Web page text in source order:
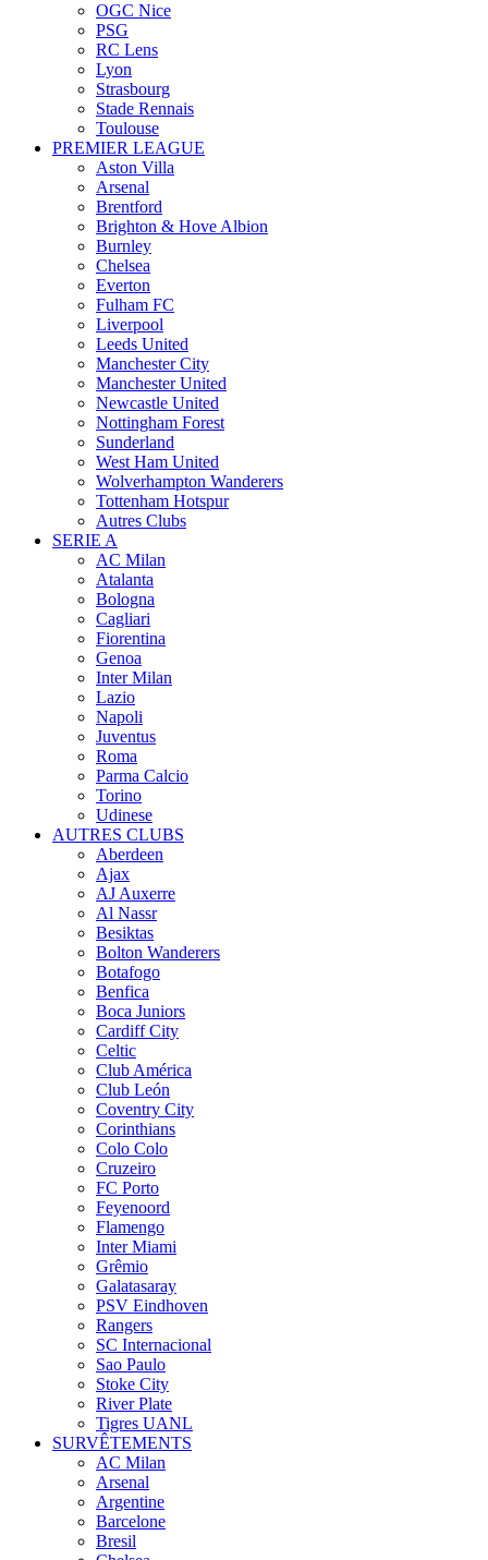
OGC Nice
PSG
RC Lens
Lyon
Strasbourg
Stade Rennais
Toulouse
PREMIER LEAGUE
Aston Villa
Arsenal
Brentford
Brighton & Hove Albion
Burnley
Chelsea
Everton
Fulham FC
Liverpool
Leeds United
Manchester City
Manchester United
Newcastle United
Nottingham Forest
Sunderland
West Ham United
Wolverhampton Wanderers
Tottenham Hotspur
Autres Clubs
SERIE A
AC Milan
Atalanta
Bologna
Cagliari
Fiorentina
Genoa
Inter Milan
Lazio
Napoli
Juventus
Roma
Parma Calcio
Torino
Udinese
AUTRES CLUBS
Aberdeen
Ajax
AJ Auxerre
Al Nassr
Besiktas
Bolton Wanderers
Botafogo
Benfica
Boca Juniors
Cardiff City
Celtic
Club América
Club León
Coventry City
Corinthians
Colo Colo
Cruzeiro
FC Porto
Feyenoord
Flamengo
Inter Miami
Grêmio
Galatasaray
PSV Eindhoven
Rangers
SC Internacional
Sao Paulo
Stoke City
River Plate
Tigres UANL
SURVÊTEMENTS
AC Milan
Arsenal
Argentine
Barcelone
Bresil